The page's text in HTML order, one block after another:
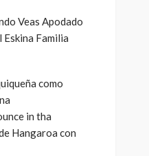
Veas Apodado
Familia
como
in tha
Hangaroa con